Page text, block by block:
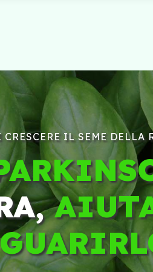
CRESCERE IL SEME DELLA